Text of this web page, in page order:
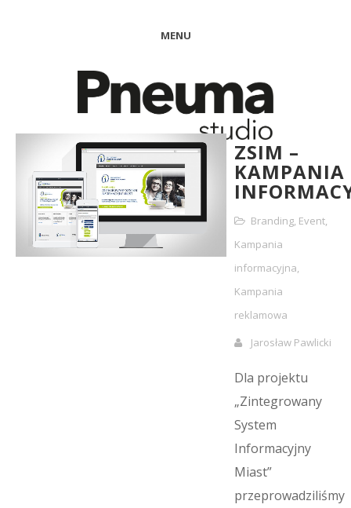
MENU
ZSIM –
KAMPANIA
Branding, Event,
Kampania
informacyjna,
Kampania
reklamowa
Jarosław Pawlicki
Dla projektu
„Zintegrowany
System
Informacyjny
Miast”
przeprowadziliśmy